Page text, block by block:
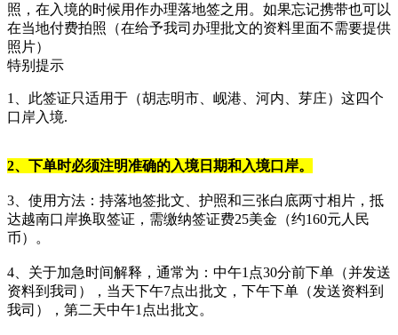
照，在入境的时候用作办理落地签之用。如果忘记携带也可以
在当地付费拍照（在给予我司办理批文的资料里面不需要提供
照片）
特别提示
1、此签证只适用于（胡志明市、岘港、河内、芽庄）这四个
口岸入境.
2、下单时必须注明准确的入境日期和入境口岸。
3、使用方法：持落地签批文、护照和三张白底两寸相片，抵
达越南口岸换取签证，需缴纳签证费25美金（约160元人民
币）。
4、关于加急时间解释，通常为：中午1点30分前下单（并发送
资料到我司），当天下午7点出批文，下午下单（发送资料到
我司），第二天中午1点出批文。